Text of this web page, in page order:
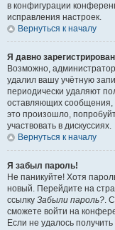
в конфигурации
исправления настроек.
Вернуться к началу
Я давно
Возможно,
удалил вашу учётную
периодически удаляют
оставляющих
это произошло,
участвовать в дискуссиях.
Вернуться к началу
Я забыл пароль!
Не паникуйте! Хотя
новый. Перейдите на
ссылку Забыли пароль?.
сможете войти на
Если не удалось